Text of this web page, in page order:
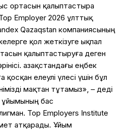
ортасын қалыптастыра
Employer 2026 ұлттық
Qazaqstan компаниясының
қол жеткізуге ықпал
қалыптастыруға деген
Қазақстандағы еңбек
елеулі үлесі үшін бұл
мақтан тұтамыз», – деді
ұйымының бас
Top Employers Institute
атқарады. Ұйым